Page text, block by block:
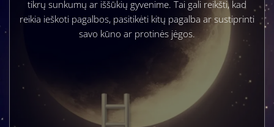
tikrų sunkumų ar iššūkių gyvenime. Tai gali reikšti, kad
reikia ieškoti pagalbos, pasitikėti kitų pagalba ar sustiprinti
savo kūno ar protinės jėgos.